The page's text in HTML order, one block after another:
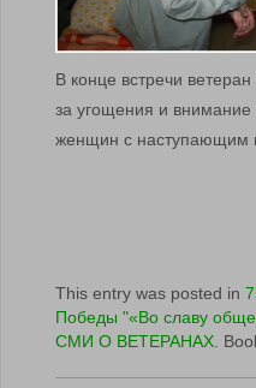
В конце встречи
за угощения и внимание
женщин с наступающим
This entry was posted in
Победы "«Во славу
СМИ О ВЕТЕРАНАХ.